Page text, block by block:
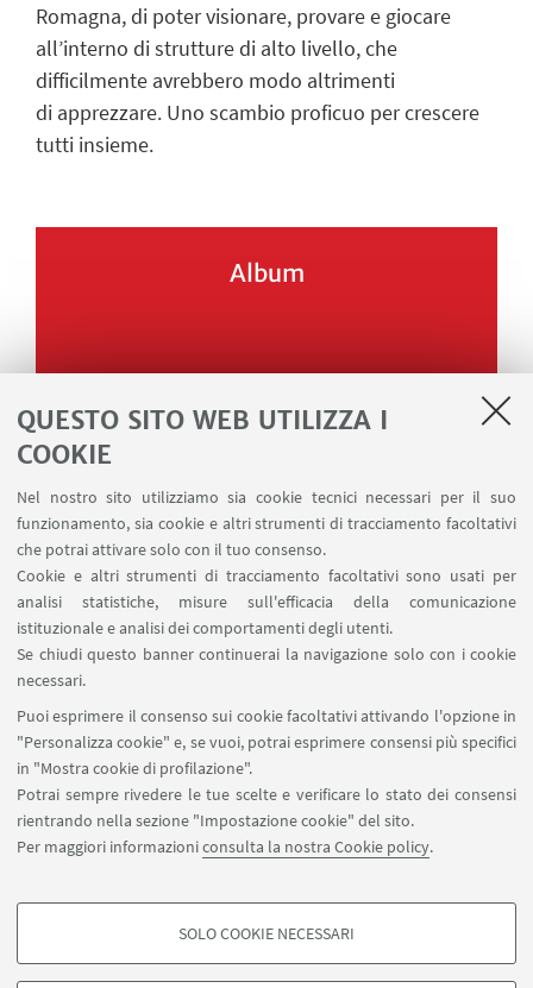
QUESTO SITO WEB UTILIZZA I
COOKIE
Nel nostro sito utilizziamo sia cookie tecnici necessari per il suo
funzionamento, sia cookie e altri strumenti di tracciamento facoltativi
che potrai attivare solo con il tuo consenso.
Cookie e altri strumenti di tracciamento facoltativi sono usati per
analisi statistiche, misure sull'efficacia della comunicazione
istituzionale e analisi dei comportamenti degli utenti.
Se chiudi questo banner continuerai la navigazione solo con i cookie
necessari.
Puoi esprimere il consenso sui cookie facoltativi attivando l'opzione in
"Personalizza cookie" e, se vuoi, potrai esprimere consensi più specifici
in "Mostra cookie di profilazione".
Potrai sempre rivedere le tue scelte e verificare lo stato dei consensi
rientrando nella sezione "Impostazione cookie" del sito.
Per maggiori informazioniconsulta la nostra Cookie policy.
COOKIE DI PROFILAZIONE - FACOLTATIVI
SOLO COOKIE NECESSARI
Romagna, di poter visionare, provare e giocare
all’interno di strutture di alto livello, che
difficilmente avrebbero modo altrimenti
di apprezzare. Uno scambio proficuo per crescere
tutti insieme.
Album
Seguici su: